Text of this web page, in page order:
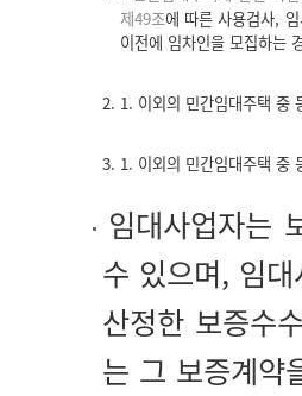
제49조에 따른 사용검사,
이전에 임차인을 모집하는
2. 1. 이외의 민간임대주택 중
3. 1. 이외의 민간임대주택 중
임대사업자는
수 있으며, 임
산정한 보증수
는 그 보증계약